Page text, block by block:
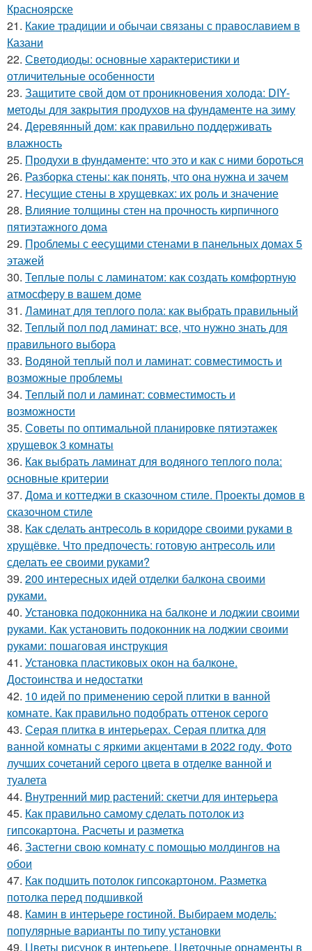
Красноярске
21. Какие традиции и обычаи связаны с православием в
Казани
22. Светодиоды: основные характеристики и
отличительные особенности
23. Защитите свой дом от проникновения холода: DIY-
методы для закрытия продухов на фундаменте на зиму
24. Деревянный дом: как правильно поддерживать
влажность
25. Продухи в фундаменте: что это и как с ними бороться
26. Разборка стены: как понять, что она нужна и зачем
27. Несущие стены в хрущевках: их роль и значение
28. Влияние толщины стен на прочность кирпичного
пятиэтажного дома
29. Проблемы с еесущими стенами в панельных домах 5
этажей
30. Теплые полы с ламинатом: как создать комфортную
атмосферу в вашем доме
31. Ламинат для теплого пола: как выбрать правильный
32. Теплый пол под ламинат: все, что нужно знать для
правильного выбора
33. Водяной теплый пол и ламинат: совместимость и
возможные проблемы
34. Теплый пол и ламинат: совместимость и
возможности
35. Советы по оптимальной планировке пятиэтажек
хрущевок 3 комнаты
36. Как выбрать ламинат для водяного теплого пола:
основные критерии
37. Дома и коттеджи в сказочном стиле. Проекты домов в
сказочном стиле
38. Как сделать антресоль в коридоре своими руками в
хрущёвке. Что предпочесть: готовую антресоль или
сделать ее своими руками?
39. 200 интересных идей отделки балкона своими
руками.
40. Установка подоконника на балконе и лоджии своими
руками. Как установить подоконник на лоджии своими
руками: пошаговая инструкция
41. Установка пластиковых окон на балконе.
Достоинства и недостатки
42. 10 идей по применению серой плитки в ванной
комнате. Как правильно подобрать оттенок серого
43. Серая плитка в интерьерах. Серая плитка для
ванной комнаты с яркими акцентами в 2022 году. Фото
лучших сочетаний серого цвета в отделке ванной и
туалета
44. Внутренний мир растений: скетчи для интерьера
45. Как правильно самому сделать потолок из
гипсокартона. Расчеты и разметка
46. Застегни свою комнату с помощью молдингов на
обои
47. Как подшить потолок гипсокартоном. Разметка
потолка перед подшивкой
48. Камин в интерьере гостиной. Выбираем модель:
популярные варианты по типу установки
49. Цветы рисунок в интерьере. Цветочные орнаменты в